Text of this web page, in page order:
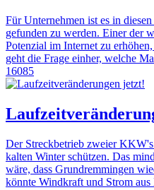
Für Unternehmen ist es in
gefunden zu werden. Einer der
Potenzial im Internet zu
geht die Frage einher, welche
16085
Der Streckbetrieb zweier
kalten Winter schützen. Das
wäre, dass Grundremmingen
könnte Windkraft und Strom